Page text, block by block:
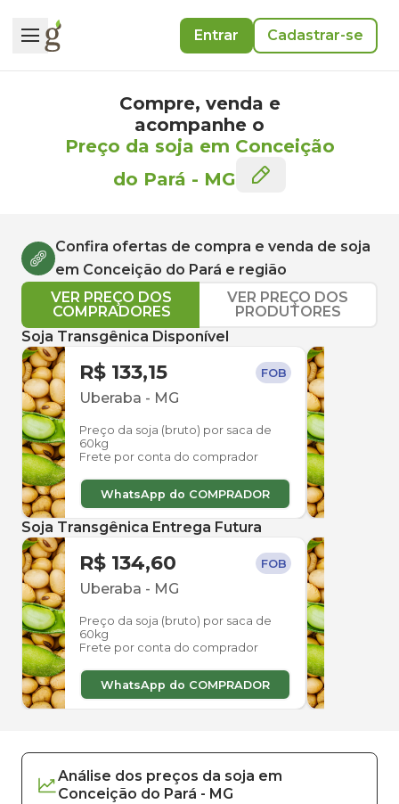
Entrar Cadastrar-se
Compre, venda e
acompanhe o
Preço da soja em Conceição
do Pará - MG
Confira ofertas de compra e venda de soja
em Conceição do Pará e região
VER PREÇO DOS
COMPRADORES
VER PREÇO DOS
PRODUTORES
Soja Transgênica Disponível
R$ 133,15 FOB
Uberaba - MG
Preço da soja (bruto) por saca de
60kg
Frete por conta do comprador
WhatsApp do COMPRADOR
Soja Transgênica Entrega Futura
R$ 134,60 FOB
Uberaba - MG
Preço da soja (bruto) por saca de
60kg
Frete por conta do comprador
WhatsApp do COMPRADOR
Análise dos preços da soja em
Conceição do Pará - MG